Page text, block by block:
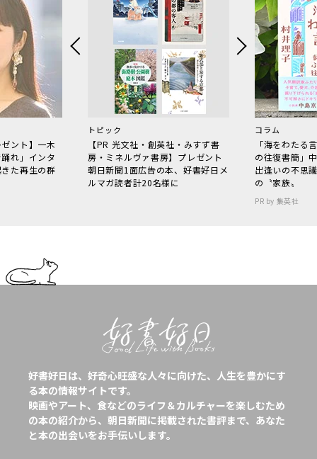
ント】一木
れ」インタ
た再生の群
トピック
【PR 光文社・創英社・みすず書
房・ミネルヴァ書房】プレゼント
朝日新聞1面広告の本、好書好日メ
ルマガ読者計20名様に
コラム
「海をわた
の往復書簡」
出逢いの不思
の〝家族〟
PR by 集英社
好書好日は、好奇心旺盛な人々に向けた、人生を豊かにす
る本の情報サイトです。
映画やアート、食などのライフ＆カルチャーを楽しむため
の本の紹介から、朝日新聞に掲載された書評まで、あなた
と本の出会いをお手伝いします。